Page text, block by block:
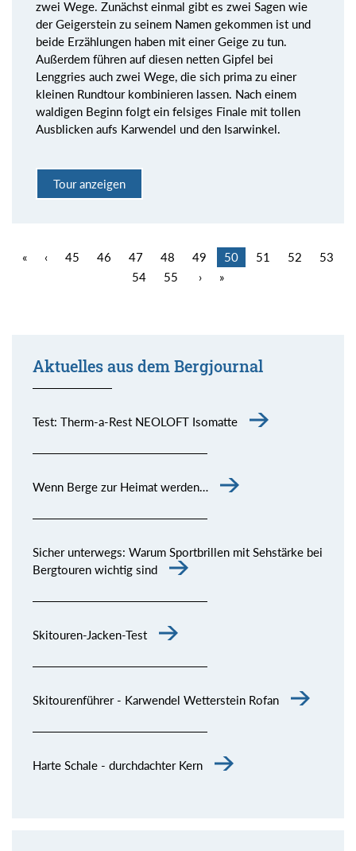
zwei Wege. Zunächst einmal gibt es zwei Sagen wie
der Geigerstein zu seinem Namen gekommen ist und
beide Erzählungen haben mit einer Geige zu tun.
Außerdem führen auf diesen netten Gipfel bei
Lenggries auch zwei Wege, die sich prima zu einer
kleinen Rundtour kombinieren lassen. Nach einem
waldigen Beginn folgt ein felsiges Finale mit tollen
Ausblicken aufs Karwendel und den Isarwinkel.
Tour anzeigen
« ‹ 45 46 47 48 49 50 51 52
53
54
55 › »
Aktuelles aus dem Bergjournal
Test: Therm-a-Rest NEOLOFT Isomatte
Wenn Berge zur Heimat werden…
Sicher unterwegs: Warum Sportbrillen mit Sehstärke bei
Bergtouren wichtig sind
Skitouren-Jacken-Test
Skitourenführer - Karwendel Wetterstein Rofan
Harte Schale - durchdachter Kern